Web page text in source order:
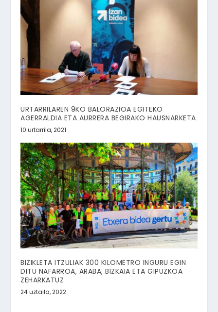
URTARRILAREN 9KO BALORAZIOA EGITEKO
AGERRALDIA ETA AURRERA BEGIRAKO HAUSNARKETA
10 urtarrila, 2021
BIZIKLETA ITZULIAK 300 KILOMETRO INGURU EGIN
DITU NAFARROA, ARABA, BIZKAIA ETA GIPUZKOA
ZEHARKATUZ
24 uztaila, 2022